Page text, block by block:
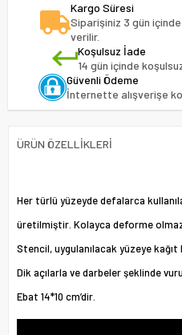
Kargo Süresi
Siparişiniz 3 gün
verilir.
Koşulsuz İade
14 gün içinde
Güvenli Ödeme
İnternette alışverişe
ÜRÜN ÖZELLIKLERI
Her türlü yüzeyde defalarca
üretilmiştir. Kolayca deforme
Stencil, uygulanılacak yüzeye kağıt
Dik açılarla ve darbeler şeklinde
Ebat 14*10 cm’dir.